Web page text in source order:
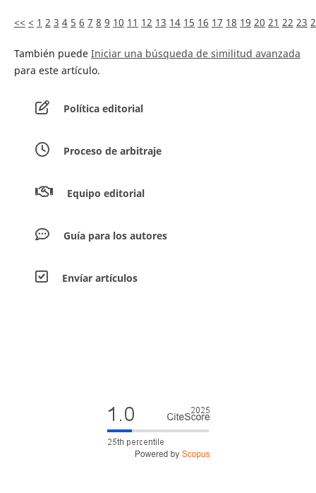
<< < 1 2 3 4 5 6 7 8 9 10 11 12 13 14 15 16 17 18 19 20 21 22 23
También puede Iniciar una búsqueda de similitud avanzada
para este artículo.
Política editorial
Proceso de arbitraje
Equipo editorial
Guía para los autores
Envíar artículos